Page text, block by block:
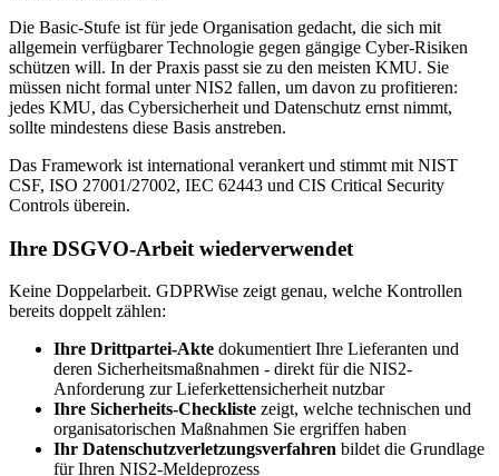
Die Basic-Stufe ist für jede Organisation gedacht, die sich mit
allgemein verfügbarer Technologie gegen gängige Cyber-Risiken
schützen will. In der Praxis passt sie zu den meisten KMU. Sie
müssen nicht formal unter NIS2 fallen, um davon zu profitieren:
jedes KMU, das Cybersicherheit und Datenschutz ernst nimmt,
sollte mindestens diese Basis anstreben.
Das Framework ist international verankert und stimmt mit NIST
CSF, ISO 27001/27002, IEC 62443 und CIS Critical Security
Controls überein.
Ihre DSGVO-Arbeit wiederverwendet
Keine Doppelarbeit. GDPRWise zeigt genau, welche Kontrollen
bereits doppelt zählen:
Ihre Drittpartei-Akte dokumentiert Ihre Lieferanten und
deren Sicherheitsmaßnahmen - direkt für die NIS2-
Anforderung zur Lieferkettensicherheit nutzbar
Ihre Sicherheits-Checkliste zeigt, welche technischen und
organisatorischen Maßnahmen Sie ergriffen haben
Ihr Datenschutzverletzungsverfahren bildet die Grundlage
für Ihren NIS2-Meldeprozess